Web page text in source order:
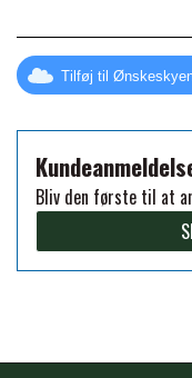
PREMIER
Tilføj til
Bliv den første til at